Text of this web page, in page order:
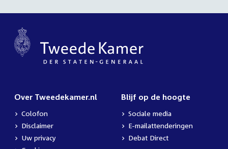
Over Tweedekamer.nl
Colofon
Disclaimer
Uw privacy
Blijf op de hoogte
Sociale media
E-mailattenderingen
Debat Direct